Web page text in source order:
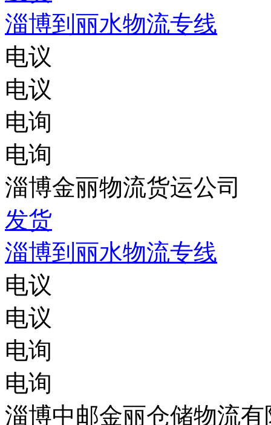
淄博到丽水物流专线
电议
电议
电询
电询
淄博金丽物流货运公司
发货
淄博到丽水物流专线
电议
电议
电询
电询
淄博中邮金丽仓储物流有